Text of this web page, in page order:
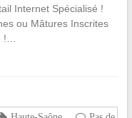
Internet Spécialisé !
ou Mâtures Inscrites
!…